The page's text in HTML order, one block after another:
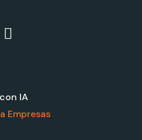
I
a
g
IA
Empresas